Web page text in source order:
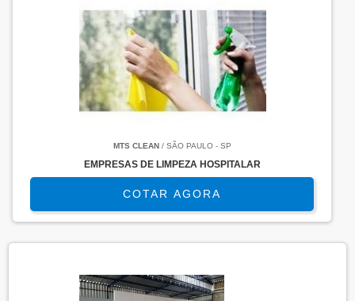
MTS CLEAN/ SÃO PAULO - SP
EMPRESAS DE LIMPEZA HOSPITALAR
COTAR AGORA